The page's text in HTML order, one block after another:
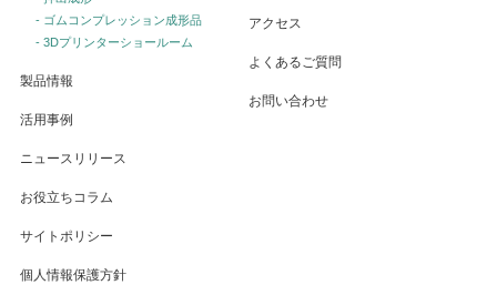
- ゴムコンプレッション成形品
- 3Dプリンターショールーム
製品情報
活用事例
ニュースリリース
お役立ちコラム
アクセス
よくあるご質問
お問い合わせ
サイトポリシー
個人情報保護方針